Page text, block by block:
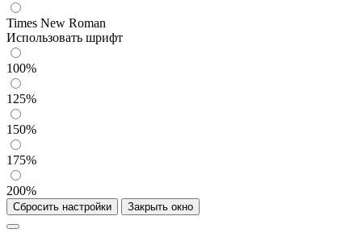
Times New Roman
Использовать шрифт
100%
125%
150%
175%
200%
Сбросить настройки Закрыть окно